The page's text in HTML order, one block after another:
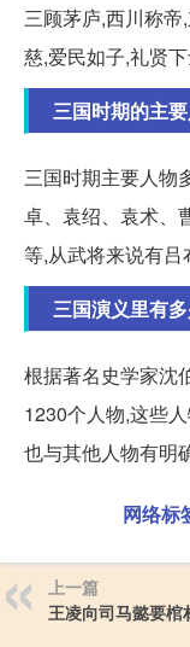
三顾茅庐,西川称
慈,爱民如子,礼贤下
三国时期的主
三国时期主要人物
卓、袁绍、袁术、
等,从武将来说有吕
三国演义里有
根据著名史学家沈
1230个人物,这些
也与其他人物有明
网络标
上一篇
王凌向司马懿要棺